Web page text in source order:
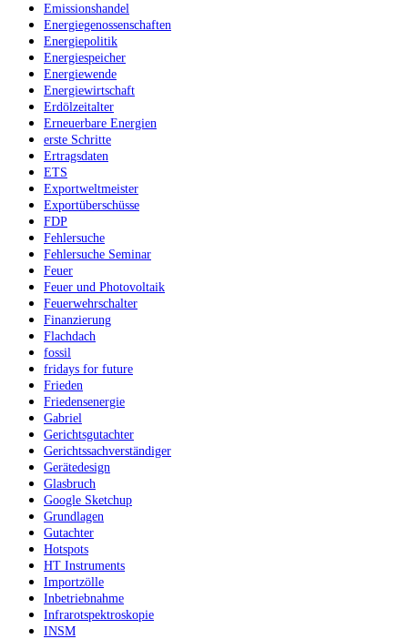
Emissionshandel
Energiegenossenschaften
Energiepolitik
Energiespeicher
Energiewende
Energiewirtschaft
Erdölzeitalter
Erneuerbare Energien
erste Schritte
Ertragsdaten
ETS
Exportweltmeister
Exportüberschüsse
FDP
Fehlersuche
Fehlersuche Seminar
Feuer
Feuer und Photovoltaik
Feuerwehrschalter
Finanzierung
Flachdach
fossil
fridays for future
Frieden
Friedensenergie
Gabriel
Gerichtsgutachter
Gerichtssachverständiger
Gerätedesign
Glasbruch
Google Sketchup
Grundlagen
Gutachter
Hotspots
HT Instruments
Importzölle
Inbetriebnahme
Infrarotspektroskopie
INSM